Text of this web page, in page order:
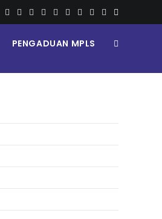
PENGADUAN MPLS